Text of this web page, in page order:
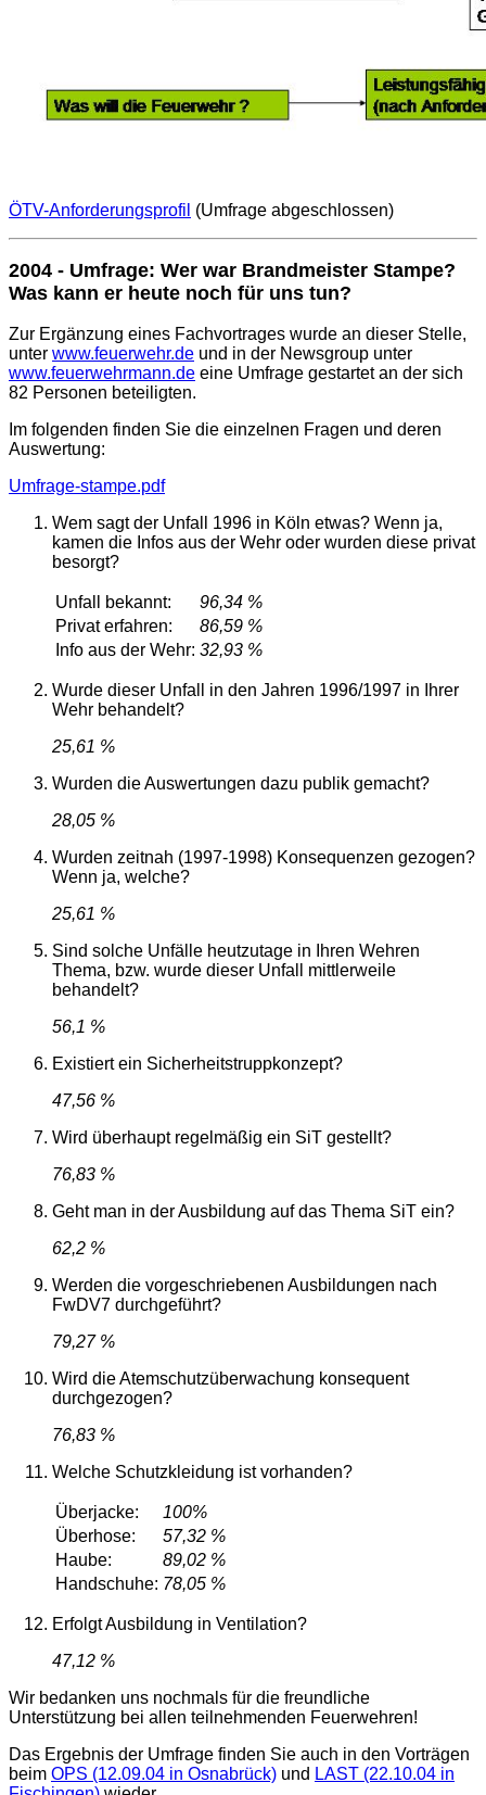
ÖTV-Anforderungsprofil (Umfrage abgeschlossen)
2004 - Umfrage: Wer war Brandmeister Stampe?
Was kann er heute noch für uns tun?
Zur Ergänzung eines Fachvortrages wurde an dieser Stelle,
unter www.feuerwehr.de und in der Newsgroup unter
www.feuerwehrmann.de eine Umfrage gestartet an der sich
82 Personen beteiligten.
Im folgenden finden Sie die einzelnen Fragen und deren
Auswertung:
Umfrage-stampe.pdf
Wem sagt der Unfall 1996 in Köln etwas? Wenn ja,
kamen die Infos aus der Wehr oder wurden diese privat
besorgt?
Unfall bekannt:
96,34 %
Privat erfahren:
86,59 %
Info aus der Wehr: 32,93 %
Wurde dieser Unfall in den Jahren 1996/1997 in Ihrer
Wehr behandelt?
25,61 %
Wurden die Auswertungen dazu publik gemacht?
28,05 %
Wurden zeitnah (1997-1998) Konsequenzen gezogen?
Wenn ja, welche?
25,61 %
Sind solche Unfälle heutzutage in Ihren Wehren
Thema, bzw. wurde dieser Unfall mittlerweile
behandelt?
56,1 %
Existiert ein Sicherheitstruppkonzept?
47,56 %
Wird überhaupt regelmäßig ein SiT gestellt?
76,83 %
Geht man in der Ausbildung auf das Thema SiT ein?
62,2 %
Werden die vorgeschriebenen Ausbildungen nach
FwDV7 durchgeführt?
79,27 %
Wird die Atemschutzüberwachung konsequent
durchgezogen?
76,83 %
Welche Schutzkleidung ist vorhanden?
Überjacke:
100%
Überhose:
57,32 %
Haube:
89,02 %
Handschuhe: 78,05 %
Erfolgt Ausbildung in Ventilation?
47,12 %
Wir bedanken uns nochmals für die freundliche
Unterstützung bei allen teilnehmenden Feuerwehren!
Das Ergebnis der Umfrage finden Sie auch in den Vorträgen
beim OPS (12.09.04 in Osnabrück) und LAST (22.10.04 in